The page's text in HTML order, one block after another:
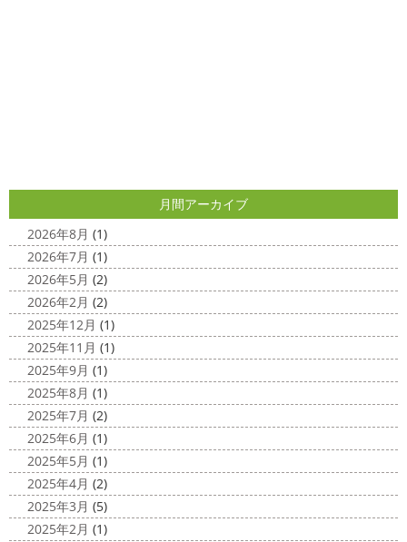
2025/04/24
美容院
＊横浜・藤沢・寒川・小田
なりどんどん暖かくなってきましたね
先日は娘の美容院
に行ってきました
腰まで頑張って伸ばした髪の毛をバッ
サリ切りたいとの事だったで数年ぶりの美容院に
30セン
チほど切る ...
は真冬の寒さとなりましたがいかがお過ごしですか？
先
日は都内の夜桜を観に行きました
例年よりも大分寒いお
花見になりましたがとても綺麗でした(*^_^*)
帰りは人気
のハン ...
すぎる
コロナがまた蔓延していますが、体調管理に気を
さてさて、先日のサーフレッスン
ちょっとご無沙 ...
2020/11/30
Bali
＊湘南の外壁塗装専門店＊
こんにちは!! 今日はバリショットを少しだ
け
南国 ウルワツ
海パンで海に入
れるって最高ですね
だまだ普通にバリに行く事は難しいですが、早く自由に海
外に行けるようになりますように…
2020/11/26
海散歩
＊湘南の外壁塗装専門店＊
こんにちわ☼ 最近はグッと気温が下がり
寒くなりましたね
気づけば今年も後一
か月ちょっと(´ﾟдﾟ｀) 早い早い
ロナが危険な感じになってきたので、海にはたくさんの人
月間アーカイブ
2026年8月 (1)
2026年7月 (1)
2026年5月 (2)
2026年2月 (2)
2025年12月 (1)
2025年11月 (1)
2025年9月 (1)
2025年8月 (1)
2025年7月 (2)
2025年6月 (1)
2025年5月 (1)
2025年4月 (2)
2025年3月 (5)
2025年2月 (1)